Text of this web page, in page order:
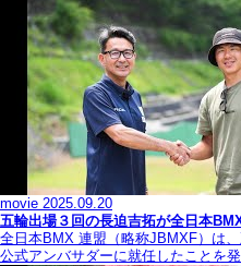
movie 2025.09.20
五輪出場３回の長迫吉拓が全日本
全日本BMX 連盟（略称JBMXF）は
公式アンバサダーに就任したことを